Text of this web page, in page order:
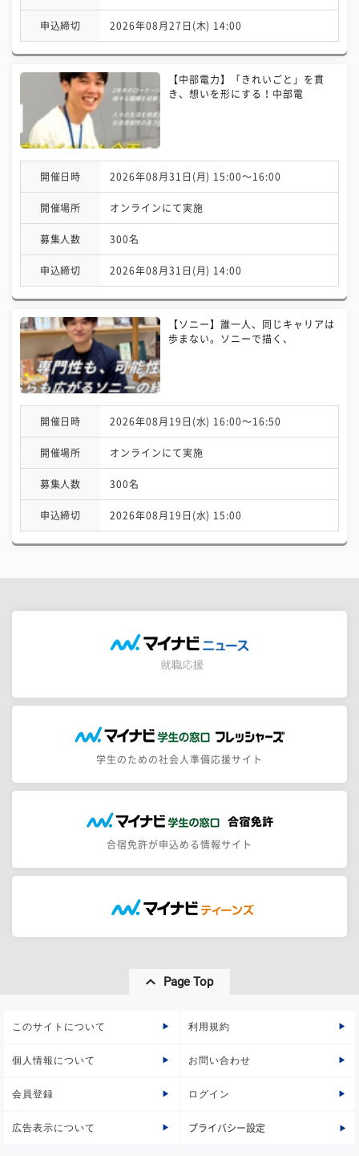
申込締切 2026年08月27日(木) 14:00
【中部電力】「きれいごと」を貫
き、想いを形にする！中部電
開催日時 2026年08月31日(月) 15:00〜16:00
開催場所 オンラインにて実施
募集人数 300名
申込締切 2026年08月31日(月) 14:00
【ソニー】誰一人、同じキャリアは
歩まない。ソニーで描く、
開催日時 2026年08月19日(水) 16:00〜16:50
開催場所 オンラインにて実施
募集人数 300名
申込締切 2026年08月19日(水) 15:00
学生のための社会人準備応援サイト
合宿免許が申込める情報サイト
Page Top
このサイトについて 利用規約
個人情報について お問い合わせ
会員登録 ログイン
広告表示について プライバシー設定